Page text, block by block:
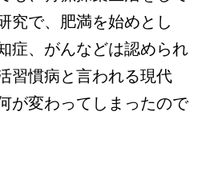
究で、肥満を始めとし
症、がんなどは認められ
習慣病と言われる現代
が変わってしまったので